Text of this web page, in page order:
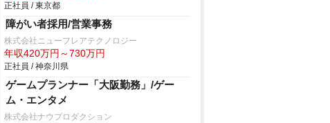
正社員 / 東京都
障がい者採用/営業事務
株式会社ニューフレアテクノロジー
年収420万円～730万円
正社員 / 神奈川県
ゲームプランナー「大阪勤務」/ゲー
ム・エンタメ
株式会社ナウプロダクション